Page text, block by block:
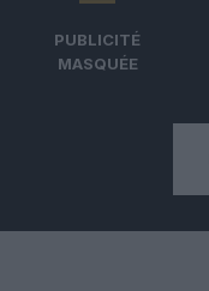
PUBLICITÉ
MASQUÉE